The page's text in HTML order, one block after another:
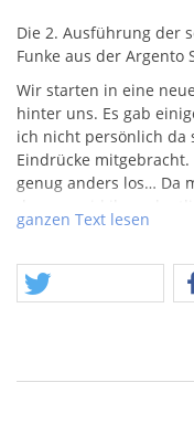
Die 2. Ausführung der
Funke aus der Argento
Wir starten in eine
hinter uns. Es gab
ich nicht persönlich da
Eindrücke
genug anders los… Da
Abbruch folgen und
ganzen Text lesen